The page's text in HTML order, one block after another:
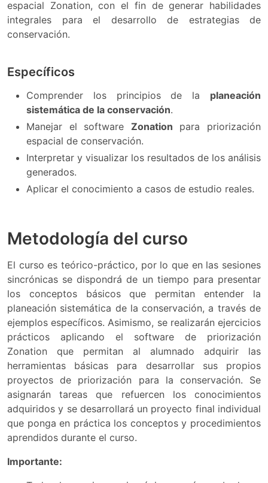
espacial Zonation, con el fin de generar habilidades
integrales para el desarrollo de estrategias de
conservación.
Específicos
Comprender los principios de la planeación
sistemática de la conservación.
Manejar el software Zonation para priorización
espacial de conservación.
Interpretar y visualizar los resultados de los análisis
generados.
Aplicar el conocimiento a casos de estudio reales.
Metodología del curso
El curso es teórico-práctico, por lo que en las sesiones
sincrónicas se dispondrá de un tiempo para presentar
los conceptos básicos que permitan entender la
planeación sistemática de la conservación, a través de
ejemplos específicos. Asimismo, se realizarán ejercicios
prácticos aplicando el software de priorización
Zonation que permitan al alumnado adquirir las
herramientas básicas para desarrollar sus propios
proyectos de priorización para la conservación. Se
asignarán tareas que refuercen los conocimientos
adquiridos y se desarrollará un proyecto final individual
que ponga en práctica los conceptos y procedimientos
aprendidos durante el curso.
Importante: